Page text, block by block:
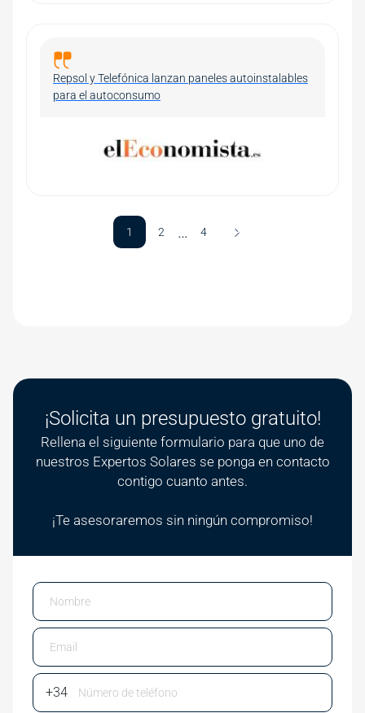
Repsol y Telefónica lanzan paneles autoinstalables
para el autoconsumo
Image
1 2 … 4Última página
¡Solicita un presupuesto gratuito!
Rellena el siguiente formulario para que uno de
nuestros Expertos Solares se ponga en contacto
contigo cuanto antes.
¡Te asesoraremos sin ningún compromiso!
Email
Phone Number